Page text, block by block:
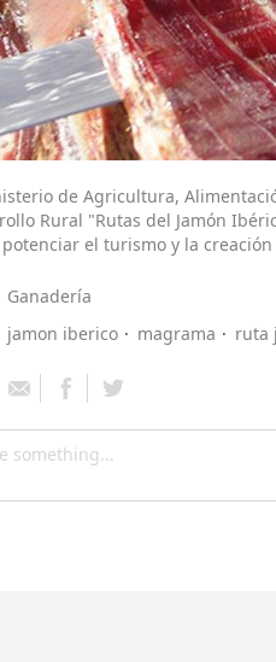
de Agricultura,
Rural "Rutas del Jamón
el turismo y la
Ganadería
jamon iberico
magrama ruta